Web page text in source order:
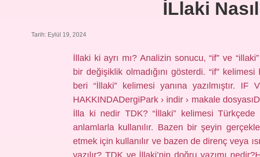
İLlaki Nasıl
Tarih: Eylül 19, 2024
İllaki ki ayrı mı? Analizin sonucu, “if” ve
bir değişiklik olmadığını gösterdi. “if” kelimesi
beri “İllaki” kelimesi yanına yazılmıştır.
HAKKINDADergiPark › indir › makale
İlla ki nedir TDK? “İllaki” kelimesi Türkçede
anlamlarla kullanılır. Bazen bir şeyin
etmek için kullanılır ve bazen de direnç veya
yazılır? TDK ve İllaki’nin doğru yazımı